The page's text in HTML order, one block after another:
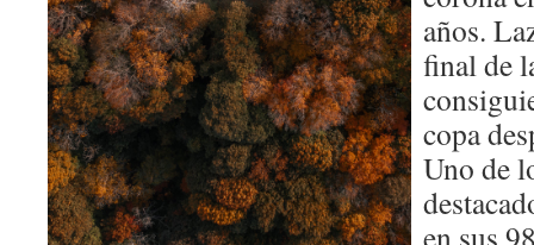
años.
final de
copa
Uno de
en sus